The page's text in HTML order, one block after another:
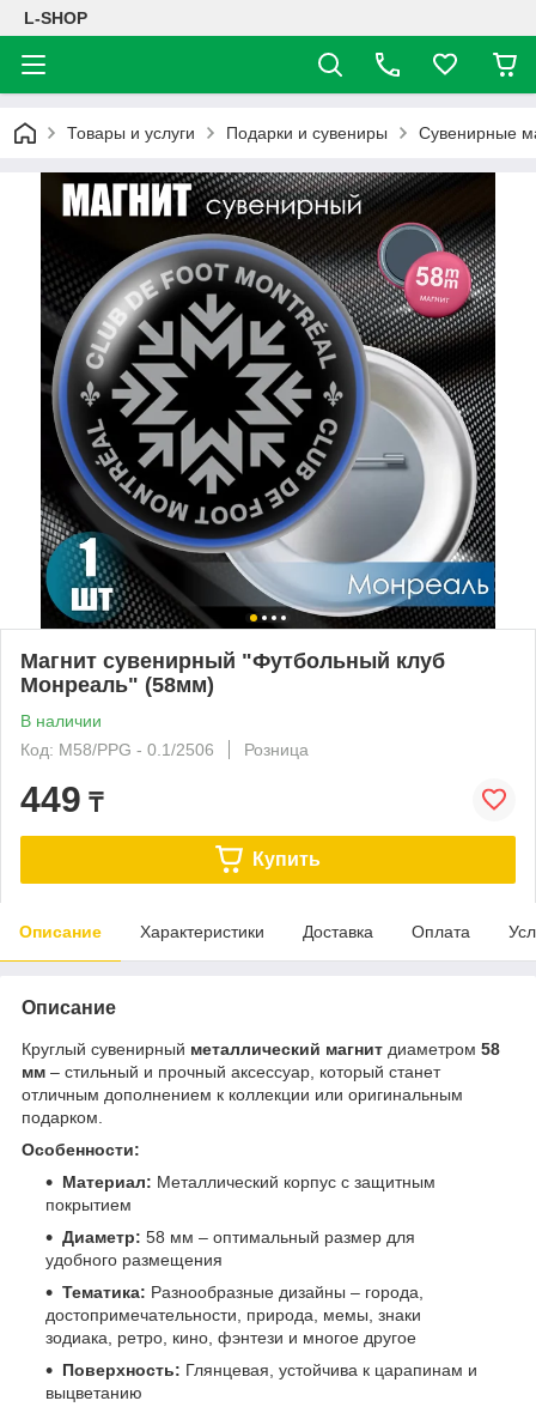
L-SHOP
Товары и услуги Подарки и сувениры Сувенирные
Магнит сувенирный "Футбольный клуб
Монреаль" (58мм)
В наличии
Код: M58/PPG - 0.1/2506
Розница
449 ₸
Купить
Описание Характеристики Доставка Оплата
Описание
Круглый сувенирный металлический магнит диаметром 58
мм – стильный и прочный аксессуар, который станет
отличным дополнением к коллекции или оригинальным
подарком.
Особенности:
Материал: Металлический корпус с защитным
покрытием
Диаметр: 58 мм – оптимальный размер для
удобного размещения
Тематика: Разнообразные дизайны – города,
достопримечательности, природа, мемы, знаки
зодиака, ретро, кино, фэнтези и многое другое
Поверхность: Глянцевая, устойчива к царапинам и
выцветанию